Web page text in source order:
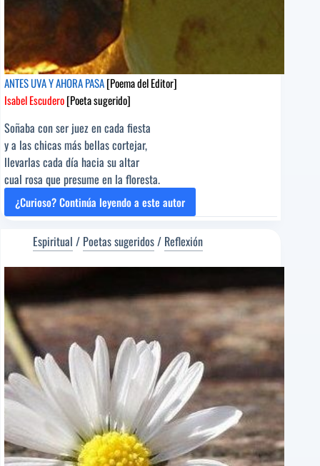
ANTES UVA Y AHORA PASA[Poema del Editor]
Isabel Escudero[Poeta sugerido]
Soñaba con ser juez en cada fiesta
y a las chicas más bellas cortejar,
llevarlas cada día hacia su altar
cual rosa que presume en la floresta.
¿Curioso? Continúa leyendo a este autor
ANTES
Y
AHORA
PASA
del
Isabel
Escudero
[Poeta
sugerido]
Espiritual / Poetas sugeridos/ Reflexión